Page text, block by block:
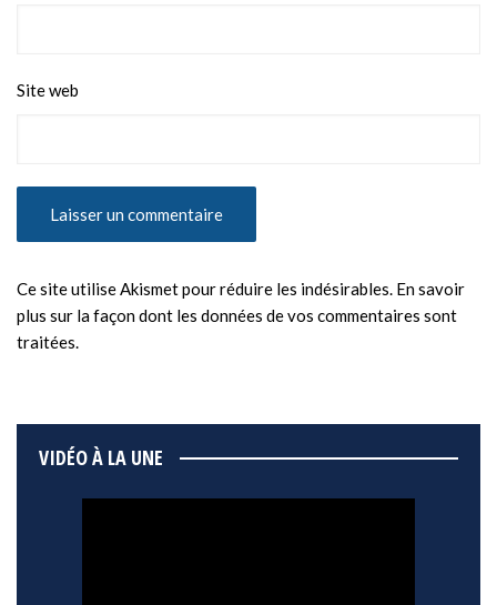
Site web
Ce site utilise Akismet pour réduire les indésirables. En savoir
plus sur la façon dont les données de vos commentaires sont
traitées
VIDÉO À LA UNE